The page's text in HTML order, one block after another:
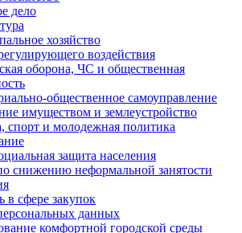
дело
хозяйство
воздействия
оборона, ЧС и общественная
общественное самоуправление
имуществом и землеустройство
спорт и молодежная политика
защита населения
снижению неформальной занятости
в сфере закупок
данных
комфортной городской среды